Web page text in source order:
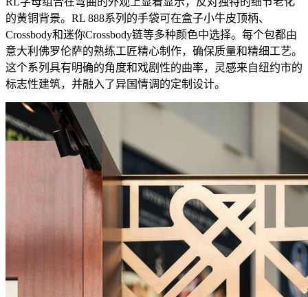
的黄铜背景。RL 888系列的手袋可在盒子小牛皮顶柄、
Crossbody和迷你Crossbody链等多种颜色中选择。每个包都由
意大利佛罗伦萨的熟练工匠精心制作，确保质量和精细工艺。
这个系列具有明确的角度和戏剧性的曲率，灵感来自纽约市的
标志性建筑，并融入了异国情调的定制设计。